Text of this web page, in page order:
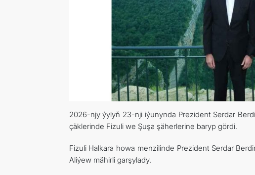
2026-njy ýylyň 23-nji iýunynda Prezident Serdar
çäklerinde Fizuli we Şuşa şäherlerine baryp gördi.
Fizuli Halkara howa menzilinde Prezident Serdar
Aliýew mähirli garşylady.